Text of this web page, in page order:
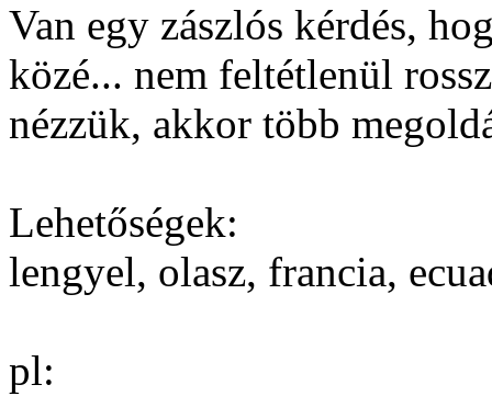
Van egy zászlós kérdés,
közé... nem feltétlenül
nézzük, akkor több
Lehetőségek:
lengyel, olasz, francia,
pl: